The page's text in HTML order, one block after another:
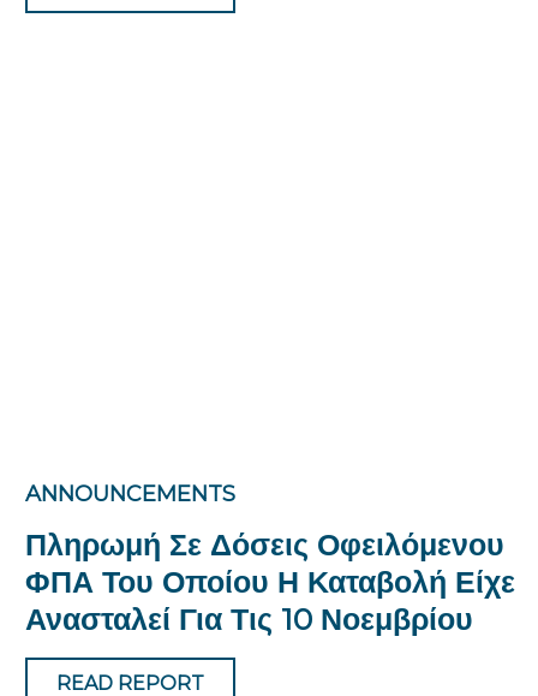
ANNOUNCEMENTS
Πληρωμή Σε Δόσεις Οφειλόμενου
ΦΠΑ Του Οποίου Η Καταβολή Είχε
Ανασταλεί Για Τις 10 Νοεμβρίου
READ REPORT